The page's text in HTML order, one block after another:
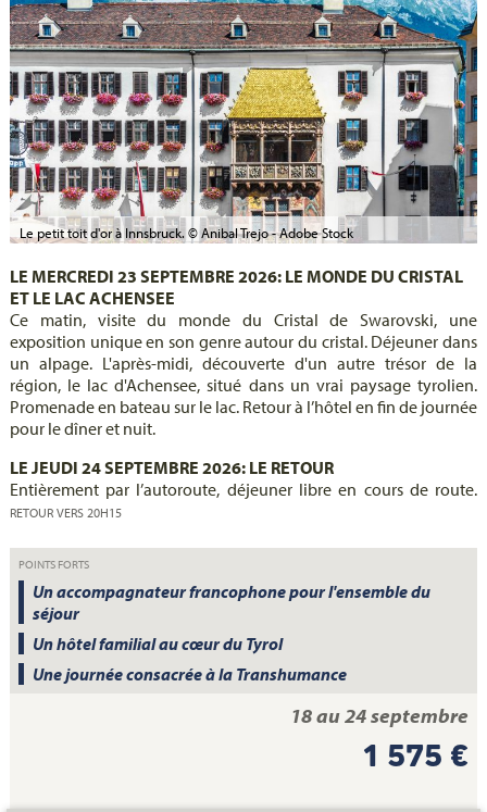
Le petit toit d'or à Innsbruck. © Anibal Trejo - Adobe Stock
LE MERCREDI 23 SEPTEMBRE 2026: LE MONDE DU CRISTAL
ET LE LAC ACHENSEE
Ce matin, visite du monde du Cristal de Swarovski, une
exposition unique en son genre autour du cristal. Déjeuner dans
un alpage. L'après-midi, découverte d'un autre trésor de la
région, le lac d'Achensee, situé dans un vrai paysage tyrolien.
Promenade en bateau sur le lac. Retour à l’hôtel en fin de journée
pour le dîner et nuit.
LE JEUDI 24 SEPTEMBRE 2026: LE RETOUR
Entièrement par l’autoroute, déjeuner libre en cours de route.
RETOUR VERS 20H15
POINTS FORTS
Un accompagnateur francophone pour l'ensemble du
séjour
Un hôtel familial au cœur du Tyrol
Une journée consacrée à la Transhumance
18 au 24 septembre
1 575 €